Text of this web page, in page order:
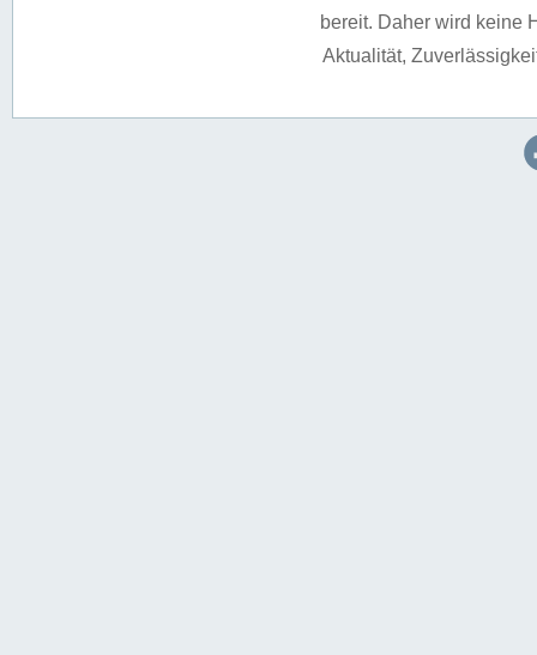
bereit. Daher wird keine
Aktualität,